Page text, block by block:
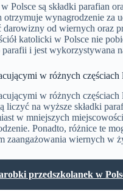
Polsce są składki parafian
wynagrodzenie za
od wiernych oraz
katolicki w Polsce nie
i jest wykorzystywana
w różnych częściach
w różnych częściach
na wyższe składki
w mniejszych
Ponadto, różnice te
zaangażowania wiernych w
przedszkolanek w